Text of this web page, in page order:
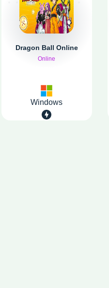
Dragon Ball Online
Online
Windows